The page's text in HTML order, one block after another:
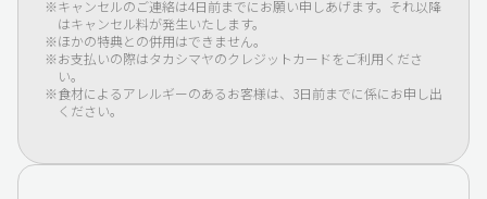
キャンセルのご連絡は4日前までにお願い申しあげます。それ以降
はキャンセル料が発生いたします。
ほかの特典との併用はできません。
お支払いの際はタカシマヤのクレジットカードをご利用くださ
い。
食材によるアレルギーのあるお客様は、3日前までに係にお申し出
ください。